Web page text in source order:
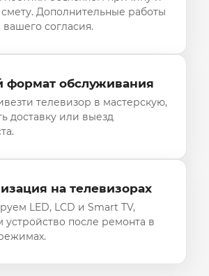
Дополнительные работы
согласия.
формат обслуживания
телевизор в мастерскую,
доставку или выезд
на телевизорах
LED, LCD и Smart TV,
устройство после ремонта в